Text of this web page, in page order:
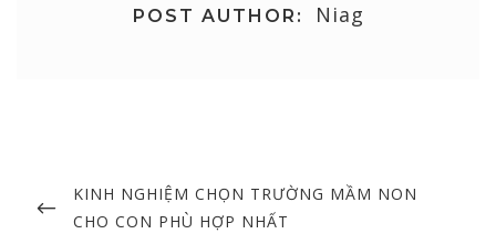
POST AUTHOR: Niag
navigation
PREVIOUS
POST
KINH NGHIỆM CHỌN TRƯỜNG MẦM NON
CHO CON PHÙ HỢP NHẤT